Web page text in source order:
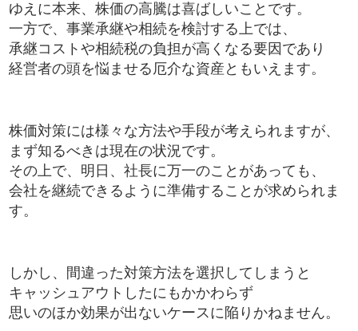
ゆえに本来、株価の高騰は喜ばしいことです。
一方で、事業承継や相続を検討する上では、
承継コストや相続税の負担が高くなる要因であり
経営者の頭を悩ませる厄介な資産ともいえます。
株価対策には様々な方法や手段が考えられますが、
まず知るべきは現在の状況です。
その上で、明日、社長に万一のことがあっても、
会社を継続できるように準備することが求められま
す。
しかし、間違った対策方法を選択してしまうと
キャッシュアウトしたにもかかわらず
思いのほか効果が出ないケースに陥りかねません。